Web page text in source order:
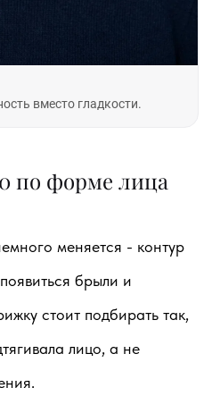
вместо гладкости.
по форме лица
меняется - контур
брыли и
стоит подбирать так,
лицо, а не